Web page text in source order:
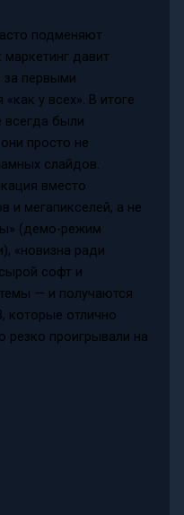
подменяют
давит
за первыми
у всех». В итоге
всегда были
просто не
слайдов.
вместо
и мегапикселей, а не
(демо-режим
«новизна ради
софт и
— и получаются
которые отлично
резко проигрывали на